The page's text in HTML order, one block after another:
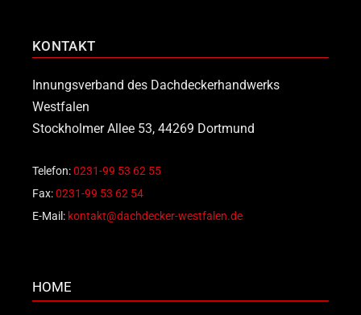
KONTAKT
Innungsverband des Dachdeckerhandwerks
Westfalen
Stockholmer Allee 53, 44269 Dortmund
Telefon:0231-99 53 62 55
Fax:0231-99 53 62 54
E-Mail: kontakt@dachdecker-westfalen.de
HOME